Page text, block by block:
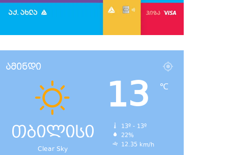
ამინდი
თბილისი
Clear Sky
13 ℃
13º - 13º
22%
12.35 km/h